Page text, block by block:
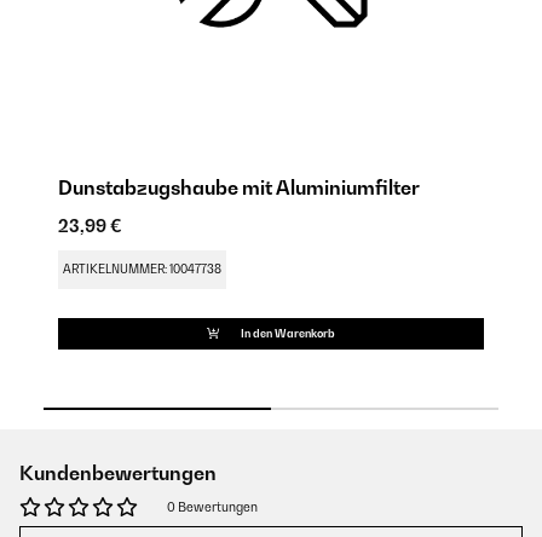
Dunstabzugshaube mit Aluminiumfilter
23,99 €
ARTIKELNUMMER: 10047738
In den Warenkorb
Kundenbewertungen
0 Bewertungen